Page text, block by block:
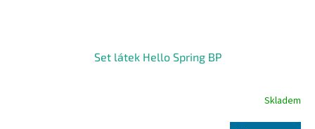
Set látek Hello Spring BP
Skladem